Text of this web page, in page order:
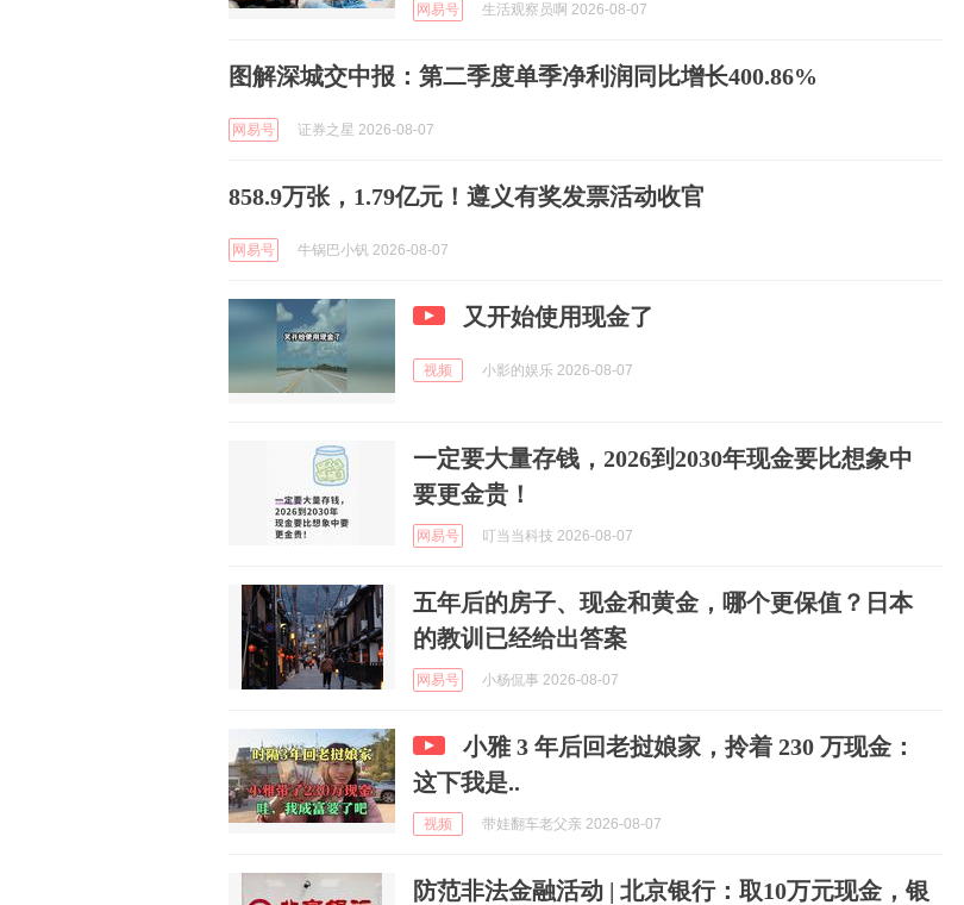
网易号 生活观察员啊 2026-08-07
图解深城交中报：第二季度单季净利润同比增长400.86%
网易号 证券之星 2026-08-07
858.9万张，1.79亿元！遵义有奖发票活动收官
网易号 牛锅巴小钒 2026-08-07
又开始使用现金了
视频 小影的娱乐 2026-08-07
一定要大量存钱，2026到2030年现金要比想象中
要更金贵！
网易号 叮当当科技 2026-08-07
五年后的房子、现金和黄金，哪个更保值？日本
的教训已经给出答案
网易号 小杨侃事 2026-08-07
小雅 3 年后回老挝娘家，拎着 230 万现金：
这下我是..
视频 带娃翻车老父亲 2026-08-07
防范非法金融活动 | 北京银行：取10万元现金，银